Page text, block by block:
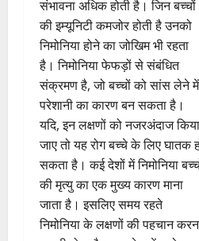
ऐसे में बच्चों को इंफेक्शन होने की
संभावना अधिक होती है। जिन बच्चों
की इम्यूनिटी कमजोर होती है उनको
निमोनिया होने का जोखिम भी रहता
है। निमोनिया फेफड़ों से संबंधित
संक्रमण है, जो बच्चों को सांस लेने में
परेशानी का कारण बन सकता है।
यदि, इन लक्षणों को नजरअंदाज किया